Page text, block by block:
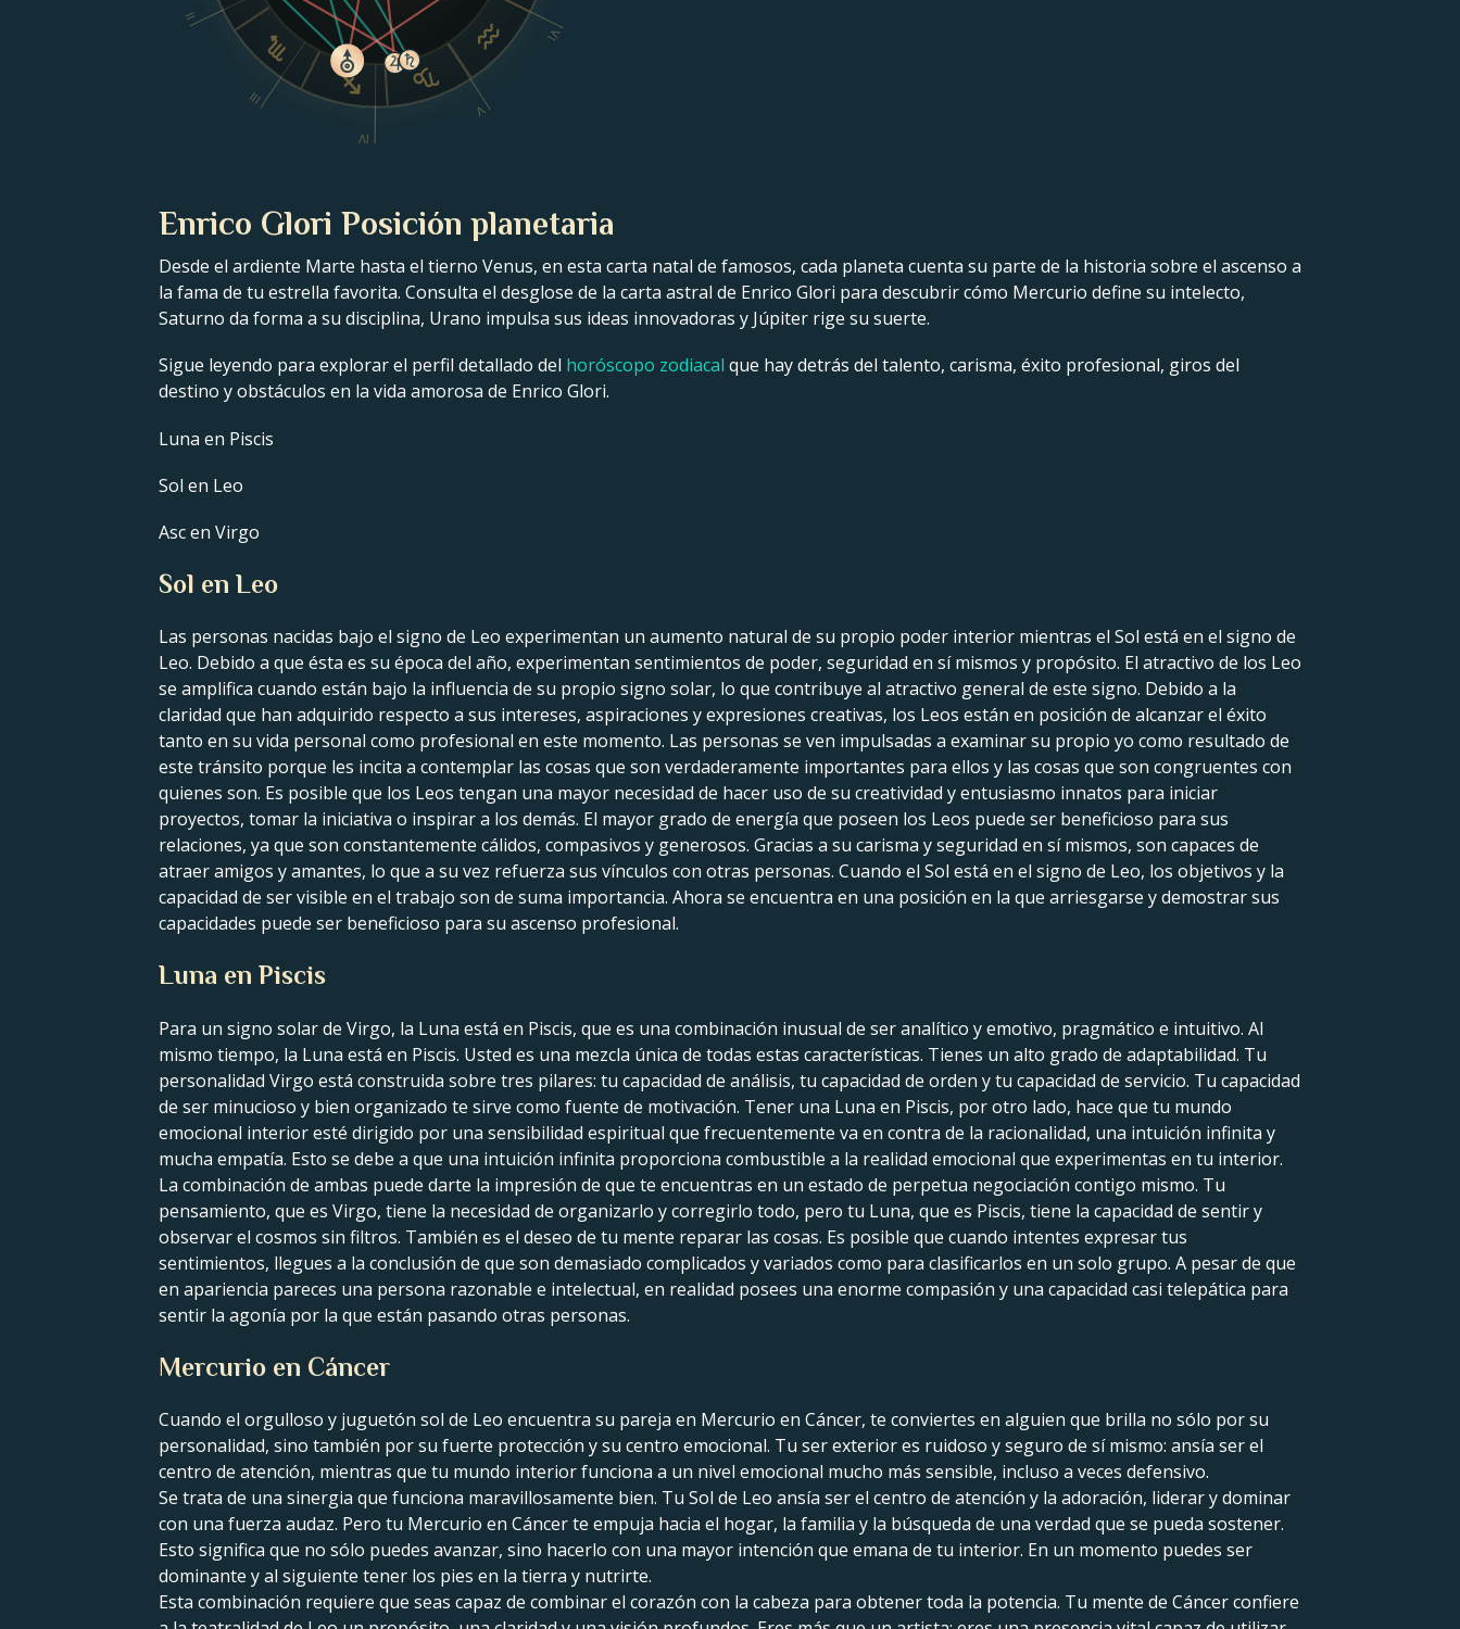
II
III
IV
V
VI
Enrico Glori Posición planetaria
Desde el ardiente Marte hasta el tierno Venus, en esta carta natal de famosos, cada planeta cuenta su parte de la historia sobre el ascenso a
la fama de tu estrella favorita. Consulta el desglose de la carta astral de Enrico Glori para descubrir cómo Mercurio define su intelecto,
Saturno da forma a su disciplina, Urano impulsa sus ideas innovadoras y Júpiter rige su suerte.
Sigue leyendo para explorar el perfil detallado del horóscopo zodiacal que hay detrás del talento, carisma, éxito profesional, giros del
destino y obstáculos en la vida amorosa de Enrico Glori.
Luna en Piscis
Sol en Leo
Asc en Virgo
Sol en Leo
Las personas nacidas bajo el signo de Leo experimentan un aumento natural de su propio poder interior mientras el Sol está en el signo de
Leo. Debido a que ésta es su época del año, experimentan sentimientos de poder, seguridad en sí mismos y propósito. El atractivo de los Leo
se amplifica cuando están bajo la influencia de su propio signo solar, lo que contribuye al atractivo general de este signo. Debido a la
claridad que han adquirido respecto a sus intereses, aspiraciones y expresiones creativas, los Leos están en posición de alcanzar el éxito
tanto en su vida personal como profesional en este momento. Las personas se ven impulsadas a examinar su propio yo como resultado de
este tránsito porque les incita a contemplar las cosas que son verdaderamente importantes para ellos y las cosas que son congruentes con
quienes son. Es posible que los Leos tengan una mayor necesidad de hacer uso de su creatividad y entusiasmo innatos para iniciar
proyectos, tomar la iniciativa o inspirar a los demás. El mayor grado de energía que poseen los Leos puede ser beneficioso para sus
relaciones, ya que son constantemente cálidos, compasivos y generosos. Gracias a su carisma y seguridad en sí mismos, son capaces de
atraer amigos y amantes, lo que a su vez refuerza sus vínculos con otras personas. Cuando el Sol está en el signo de Leo, los objetivos y la
capacidad de ser visible en el trabajo son de suma importancia. Ahora se encuentra en una posición en la que arriesgarse y demostrar sus
capacidades puede ser beneficioso para su ascenso profesional.
Luna en Piscis
Para un signo solar de Virgo, la Luna está en Piscis, que es una combinación inusual de ser analítico y emotivo, pragmático e intuitivo. Al
mismo tiempo, la Luna está en Piscis. Usted es una mezcla única de todas estas características. Tienes un alto grado de adaptabilidad. Tu
personalidad Virgo está construida sobre tres pilares: tu capacidad de análisis, tu capacidad de orden y tu capacidad de servicio. Tu capacidad
de ser minucioso y bien organizado te sirve como fuente de motivación. Tener una Luna en Piscis, por otro lado, hace que tu mundo
emocional interior esté dirigido por una sensibilidad espiritual que frecuentemente va en contra de la racionalidad, una intuición infinita y
mucha empatía. Esto se debe a que una intuición infinita proporciona combustible a la realidad emocional que experimentas en tu interior.
La combinación de ambas puede darte la impresión de que te encuentras en un estado de perpetua negociación contigo mismo. Tu
pensamiento, que es Virgo, tiene la necesidad de organizarlo y corregirlo todo, pero tu Luna, que es Piscis, tiene la capacidad de sentir y
observar el cosmos sin filtros. También es el deseo de tu mente reparar las cosas. Es posible que cuando intentes expresar tus
sentimientos, llegues a la conclusión de que son demasiado complicados y variados como para clasificarlos en un solo grupo. A pesar de que
en apariencia pareces una persona razonable e intelectual, en realidad posees una enorme compasión y una capacidad casi telepática para
sentir la agonía por la que están pasando otras personas.
Mercurio en Cáncer
Cuando el orgulloso y juguetón sol de Leo encuentra su pareja en Mercurio en Cáncer, te conviertes en alguien que brilla no sólo por su
personalidad, sino también por su fuerte protección y su centro emocional. Tu ser exterior es ruidoso y seguro de sí mismo: ansía ser el
centro de atención, mientras que tu mundo interior funciona a un nivel emocional mucho más sensible, incluso a veces defensivo.
Se trata de una sinergia que funciona maravillosamente bien. Tu Sol de Leo ansía ser el centro de atención y la adoración, liderar y dominar
con una fuerza audaz. Pero tu Mercurio en Cáncer te empuja hacia el hogar, la familia y la búsqueda de una verdad que se pueda sostener.
Esto significa que no sólo puedes avanzar, sino hacerlo con una mayor intención que emana de tu interior. En un momento puedes ser
dominante y al siguiente tener los pies en la tierra y nutrirte.
Esta combinación requiere que seas capaz de combinar el corazón con la cabeza para obtener toda la potencia. Tu mente de Cáncer confiere